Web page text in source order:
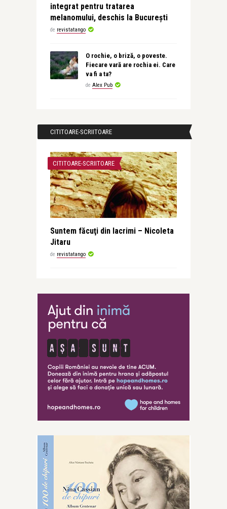
integrat pentru tratarea
melanomului, deschis la București
de revistatango
O rochie, o briză, o poveste.
Fiecare vară are rochia ei. Care
va fi a ta?
de Alex Pub
CITITOARE-SCRIITOARE
CITITOARE-SCRIITOARE
Suntem făcuţi din lacrimi – Nicoleta
Jitaru
de revistatango